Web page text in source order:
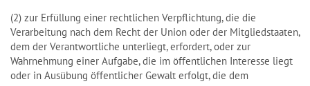
(2) zur Erfüllung einer rechtlichen Verpflichtung, die die
Verarbeitung nach dem Recht der Union oder der Mitgliedstaaten,
dem der Verantwortliche unterliegt, erfordert, oder zur
Wahrnehmung einer Aufgabe, die im öffentlichen Interesse liegt
oder in Ausübung öffentlicher Gewalt erfolgt, die dem